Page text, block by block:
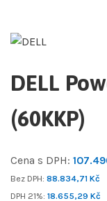
DELL
(60KKP)
Cena s DPH:
Bez DPH: 88.834,71 Kč
DPH 21%: 18.655,29 Kč